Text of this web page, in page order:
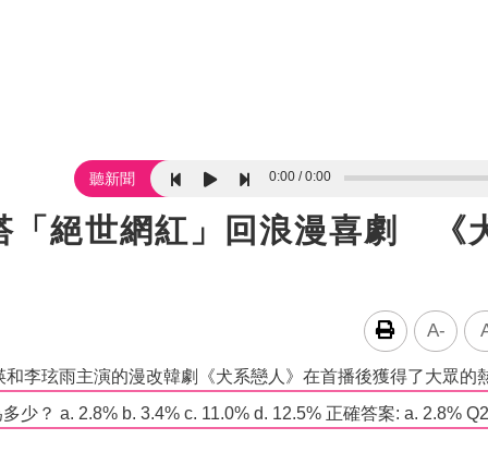
聽新聞 0:00 0:00
「絕世網紅」回浪漫喜劇 《
A-